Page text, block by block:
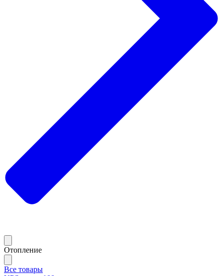
Отопление
Все товары